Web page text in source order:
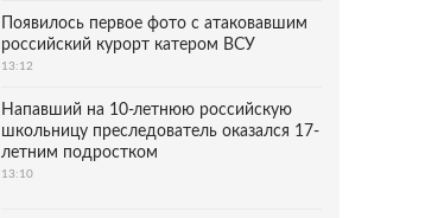
Появилось первое фото с атаковавшим
российский курорт катером ВСУ
13:12
Напавший на 10-летнюю российскую
школьницу преследователь оказался 17-
летним подростком
13:10